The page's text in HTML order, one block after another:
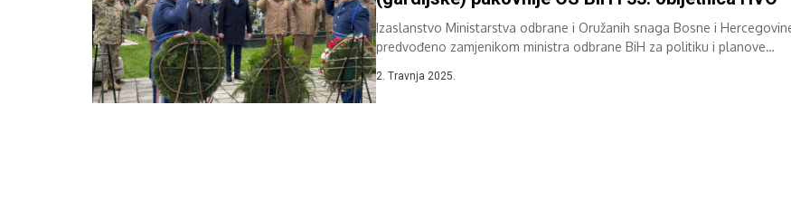
Izaslanstvo Ministarstva odbrane i Oružanih snaga Bosne i
predvođeno zamjenikom ministra odbrane BiH za politiku i planove
2. Travnja 2025.